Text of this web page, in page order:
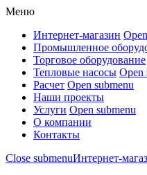
Меню
Интернет-магазин
Промышленное
Торговое оборудование
Тепловые насосы Open
Расчет Open submenu
Наши проекты
Услуги Open submenu
О компании
Контакты
Close submenuИнтернет-